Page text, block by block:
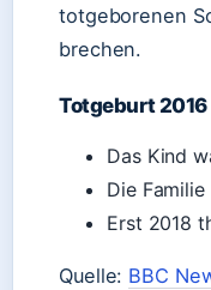
totgeborenen
brechen.
Totgeburt 2016
Das Kind
Die
Erst 2018
Quelle: BBC